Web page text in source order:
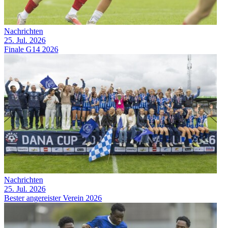
Nachrichten
25. Jul. 2026
Finale G14 2026
Nachrichten
25. Jul. 2026
Bester angereister Verein 2026